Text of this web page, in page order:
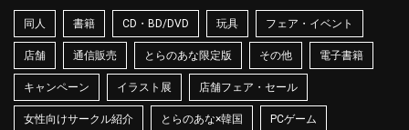
同人 書籍 CD・BD/DVD 玩具 フェア・イベント
店舗 通信販売 とらのあな限定版 その他 電子書籍
キャンペーン イラスト展 店舗フェア・セール
女性向けサークル紹介 とらのあな×韓国 PCゲーム